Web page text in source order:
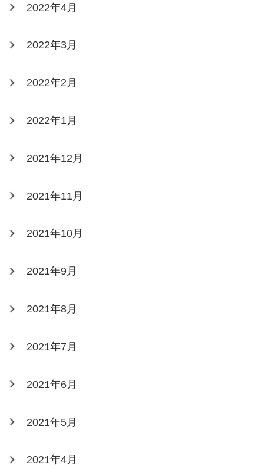
2022年4月
2022年3月
2022年2月
2022年1月
2021年12月
2021年11月
2021年10月
2021年9月
2021年8月
2021年7月
2021年6月
2021年5月
2021年4月